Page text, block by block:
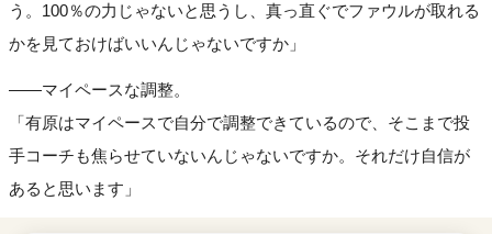
う。100％の力じゃないと思うし、真っ直ぐでファウルが取れる
かを見ておけばいいんじゃないですか」
――マイペースな調整。
「有原はマイペースで自分で調整できているので、そこまで投
手コーチも焦らせていないんじゃないですか。それだけ自信が
あると思います」